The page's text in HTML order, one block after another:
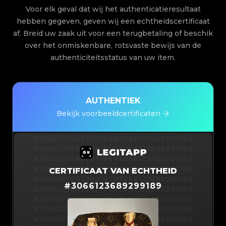
Voor elk geval dat wij het authenticatieresultaat
hebben gegeven, geven wij een echtheidscertificaat
af. Breid uw zaak uit voor een terugbetaling of beschik
over het onmiskenbare, rotsvaste bewijs van de
authenticiteitsstatus van uw item.
AUTHENTIEK
Bekijk voorbeeldcertificaten
#3066123689299189#3066123689299189
#3066123689299189#3066123689299189
#3066123689299189#3066123689299189
#3066123689299189#3066123689299189
#3066123689299189#3066123689299189
#3066123689299189#3066123689299189
CERTIFICAAT VAN ECHTHEID
#3066123689299189